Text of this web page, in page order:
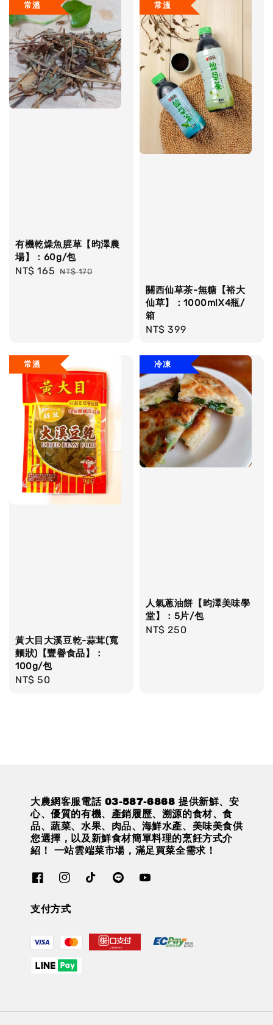
常溫
有機乾燥魚腥草【昀澤農
場】：60g/包
Sale
NT$ 165 Regular
NT$ 170
常溫
關西仙草茶-無糖【裕大
仙草】：1000mlX4瓶/
箱
Regular
NT$ 399
常溫
黃大目大溪豆乾-蒜茸(寬
麵狀)【豐譽食品】：
100g/包
Regular
NT$ 50
冷凍
人氣蔥油餅【昀澤美味學
堂】：5片/包
Regular
NT$ 250
大農網客服電話 03-587-6868 提供新鮮、安
心、優質的有機、產銷履歷、溯源的食材、食
品、蔬菜、水果、肉品、海鮮水產、美味美食供
您選擇，以及新鮮食材簡單料理的烹飪方式介
紹！ 一站雲端菜市場，滿足買菜全需求！
支付方式